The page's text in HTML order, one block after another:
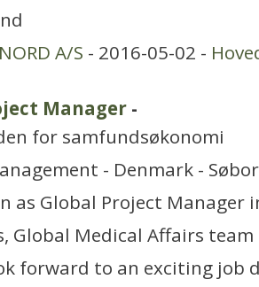
A/S - 2016-05-02 -
Manager -
for samfundsøkonomi
- Denmark -
as Global Project Manager
Global Medical Affairs team
forward to an exciting job